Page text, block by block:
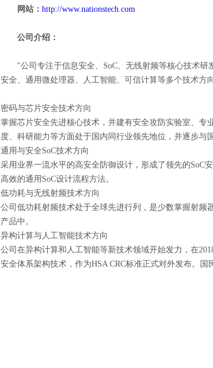
网站： http://www.nationstech.com
公司介绍：
"公司专注于信息安全、SoC、无线射频等核心技术
安全、通用微处理器、人工智能、可信计算等多个技术方
密码与芯片安全技术方向
掌握芯片安全先进核心技术，并建有安全攻防实验室、
度、科研能力等方面处于国内同行业领先地位，并逐步与
通用与安全SoC技术方向
采用业界一流水平的高安全防御设计，形成了领先的SoC
高效的通用SoC设计流程方法。
低功耗与无线射频技术方向
公司低功耗射频技术处于全球先进行列，是少数掌握射
产品中。
异构计算与人工智能技术方向
公司在异构计算和人工智能等新技术领域开始发力，在
安全体系架构技术，作为HSA CRC标准正式对外发布。